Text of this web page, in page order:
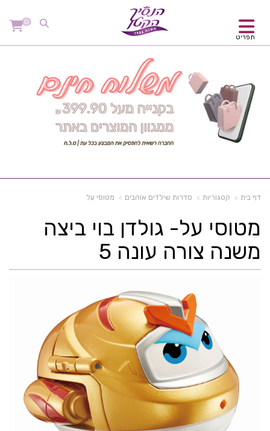
תפריט
0
דף בית קטגוריות סדרות שילדים אוהבים מטוסי על
מטוסי על- גולדן בוי ביצה
משנה צורה עונה 5